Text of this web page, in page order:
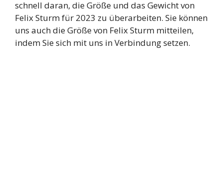
schnell daran, die Größe und das Gewicht von
Felix Sturm für 2023 zu überarbeiten. Sie können
uns auch die Größe von Felix Sturm mitteilen,
indem Sie sich mit uns in Verbindung setzen.